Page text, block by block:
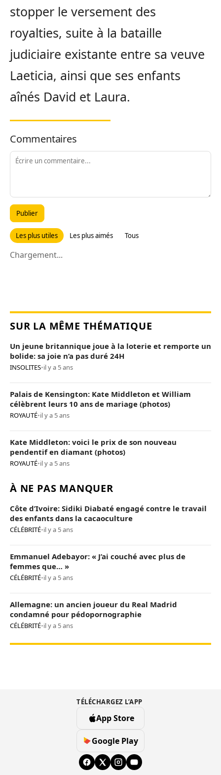
stopper le versement des
royalties, suite à la bataille
judiciaire existante entre sa veuve
Laeticia, ainsi que ses enfants
aînés David et Laura.
Commentaires
Publier
Les plus utiles Les plus aimés Tous
Chargement...
SUR LA MÊME THÉMATIQUE
Un jeune britannique joue à la loterie et remporte un
bolide: sa joie n’a pas duré 24H
INSOLITES•il y a 5 ans
Palais de Kensington: Kate Middleton et William
célèbrent leurs 10 ans de mariage (photos)
ROYAUTÉ•il y a 5 ans
Kate Middleton: voici le prix de son nouveau
pendentif en diamant (photos)
ROYAUTÉ•il y a 5 ans
À NE PAS MANQUER
Côte d’Ivoire: Sidiki Diabaté engagé contre le travail
des enfants dans la cacaoculture
CÉLÉBRITÉ•il y a 5 ans
Emmanuel Adebayor: « J’ai couché avec plus de
femmes que… »
CÉLÉBRITÉ•il y a 5 ans
Allemagne: un ancien joueur du Real Madrid
condamné pour pédopornographie
CÉLÉBRITÉ•il y a 5 ans
TÉLÉCHARGEZ L’APP
App Store
Google Play